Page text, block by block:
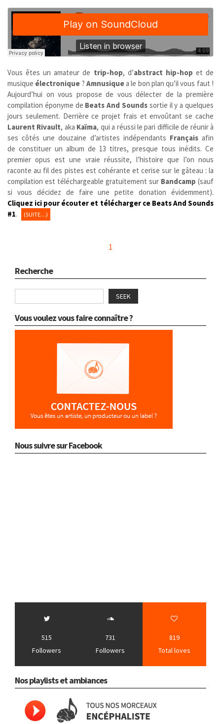
Vous êtes un amateur de trip-hop, d’abstract hip-hop et de
musique électronique ? Amnusiquea le bon plan qu’il vous faut !
Aujourd’hui on vous propose de vous délecter de la première
compilation éponyme de Beats And Sounds sortie il y a quelques
jours seulement. Derrière ce projet frais et envoûtant se cache
Laurent Rivault, aka Kaïma, qui a réussi le pari difficile de réunir à
ses côtés une douzaine d’artistes indépendants Françaisafin
de constituer un album de 13 titres, presque tous inédits. Ce
premier opus est une vraie réussite, l’histoire que l’on nous
raconte au fil des pistes est cohérante et cerise sur le gâteau : la
compilation est téléchargeable gratuitement sur Bandcamp (sauf
si vous décidez de faire une petite donation évidemment).
Cliquez ici pour écouter et télécharger ce Beats And Sounds
#1. (SUITE…)
1
Recherche
SEEK
Vous voulez vous faire connaître ?
Nous suivre sur Facebook
515
Followers
731
Followers
819
Total loves
Nos playlists et ambiances